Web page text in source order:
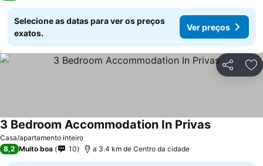
Selecione as datas para ver os preços
exatos.
Ver preços
Partilhar
Casa/apartamento inteiro
3 Bedroom Accommodation In Privas
8,2 Muito boa 10 a 3.4 km de Centro da cidade